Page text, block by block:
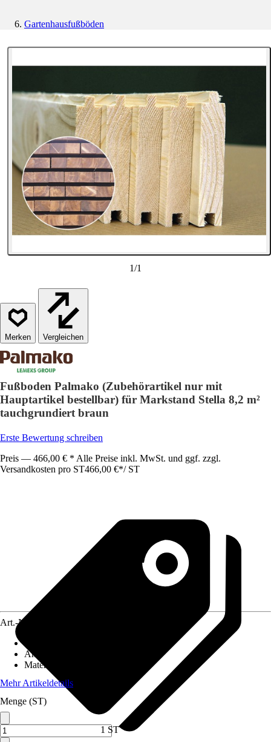
Gartenhausfußböden
1/1
Vergleichen
Fußboden Palmako (Zubehörartikel nur mit
Hauptartikel bestellbar) für Markstand Stella 8,2 m²
tauchgrundiert braun
Erste Bewertung schreiben
Preis — 466,00 € * Alle Preise inkl. MwSt. und ggf. zzgl.
Versandkosten pro ST466,00 €*/ ST
Art.-Nr.
Anwendungsbereich
Material
Mehr Artikeldetails
Menge (ST)
1 ST